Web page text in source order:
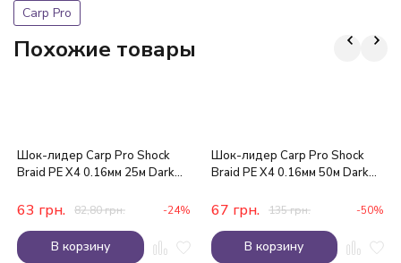
Carp Pro
Похожие товары
Шок-лидер Carp Pro Shock
Braid PE X4 0.16мм 25м Dark
63 грн. 82,80грн. -24%
В корзину
Шок-лидер Carp Pro Shock
Braid PE X4 0.16мм 50м Dark
67 грн. 135грн. -50%
В корзину